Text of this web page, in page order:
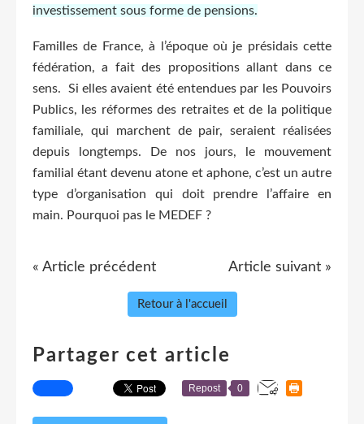
investissement sous forme de pensions.
Familles de France, à l’époque où je présidais cette
fédération, a fait des propositions allant dans ce
sens. Si elles avaient été entendues par les Pouvoirs
Publics, les réformes des retraites et de la politique
familiale, qui marchent de pair, seraient réalisées
depuis longtemps. De nos jours, le mouvement
familial étant devenu atone et aphone, c’est un autre
type d’organisation qui doit prendre l’affaire en
main. Pourquoi pas le MEDEF ?
« Article précédent Article suivant »
Retour à l'accueil
Partager cet article
Repost 0